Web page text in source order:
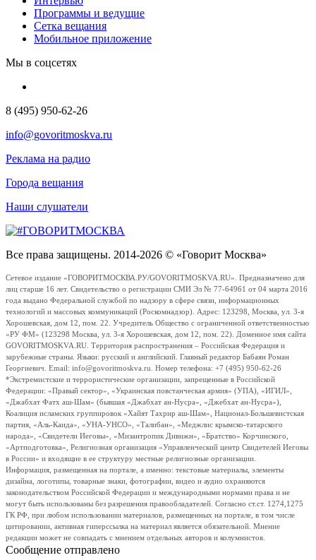
Программы и ведущие
Сетка вещания
Мобильное приложение
Мы в соцсетях
8 (495) 950-62-26
info@govoritmoskva.ru
Реклама на радио
Города вещания
Наши слушатели
Все права защищены. 2014-2026 © «Говорит Москва»
Сетевое издание «ГОВОРИТМОСКВА.РУ/GOVORITMOSKVA.RU». Предназначено для
лиц старше 16 лет. Свидетельство о регистрации СМИ Эл № 77-64961 от 04 марта 2016
года выдано Федеральной службой по надзору в сфере связи, информационных
технологий и массовых коммуникаций (Роскомнадзор). Адрес: 123298, Москва, ул. 3-я
Хорошевская, дом 12, пом. 22. Учредитель Общество с ограниченной ответственностью
«РУ ФМ» (123298 Москва, ул. 3-я Хорошевская, дом 12, пом. 22). Доменное имя сайта
GOVORITMOSKVA.RU. Территория распространения – Российская Федерация и
зарубежные страны. Языки: русский и английский. Главный редактор Бабаян Роман
Георгиевич. Email: info@govoritmoskva.ru. Номер телефона: +7 (495) 950-62-26
*Экстремистские и террористические организации, запрещенные в Российской
Федерации: «Правый сектор», «Украинская повстанческая армия» (УПА), «ИГИЛ»,
«Джабхат Фатх аш-Шам» (бывшая «Джабхат ан-Нусра», «Джебхат ан-Нусра»),
Коалиция исламских группировок «Хайят Тахрир аш-Шам», Национал-Большевистская
партия, «Аль-Каида», «УНА-УНСО», «Талибан», «Меджлис крымско-татарского
народа», «Свидетели Иеговы», «Мизантропик Дивижн», «Братство» Корчинского,
«Артподготовка», Религиозная организация «Управленческий центр Свидетелей Иеговы
в России» и входящие в ее структуру местные религиозные организации.
Информация, размещенная на портале, а именно: текстовые материалы, элементы
дизайна, логотипы, товарные знаки, фотографии, видео и аудио охраняются
законодательством Российской Федерации и международными нормами права и не
могут быть использованы без разрешения правообладателей. Согласно ст.ст. 1274,1275
ГК РФ, при любом использовании материалов, размещенных на портале, в том числе
цитировании, активная гиперссылка на материал является обязательной. Мнение
редакции может не совпадать с мнением отдельных авторов и колумнистов.
Сообщение отправлено